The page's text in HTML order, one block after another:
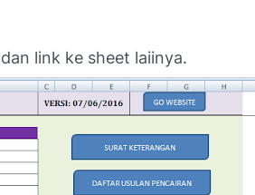
link ke sheet laiinya.